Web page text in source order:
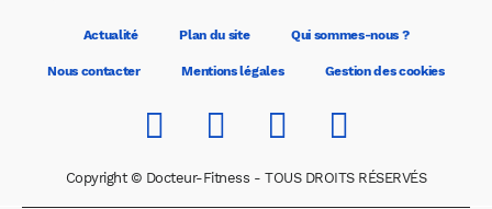
Actualité Plan du site Qui sommes-nous ?
Nous contacter Mentions légales Gestion des cookies
Copyright © Docteur-Fitness - TOUS DROITS RÉSERVÉS